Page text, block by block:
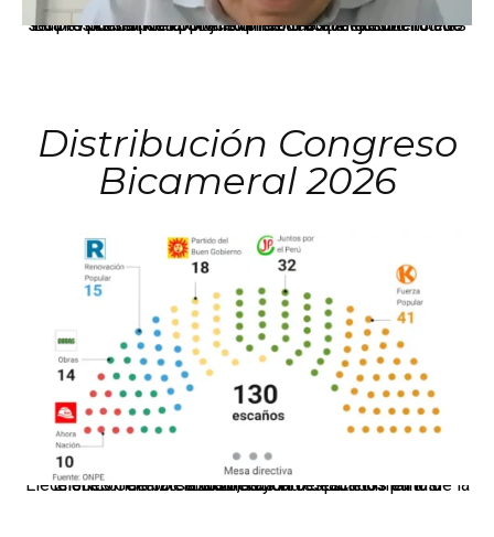
La presidenta Keiko Fujimori informó que la solicitud de indulto presentada por el expresidente Alejandro Toledo será evaluada por la Comisión de Gracias Presidenciales conforme al procedimiento establecido.
Distribución Congreso
Bicameral 2026
El JNE oficializó la distribución de escaños para la elección de 60 senadores y 130 diputados en las Elecciones Generales 2026, tras el restablecimiento de la Bicameralidad.